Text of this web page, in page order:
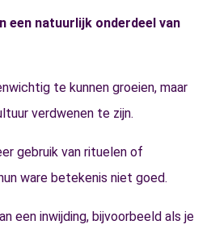
een natuurlijk onderdeel van
te kunnen groeien, maar
verdwenen te zijn.
gebruik van rituelen of
ware betekenis niet goed.
een inwijding, bijvoorbeeld als je